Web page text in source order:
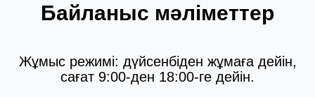
Байланыс мәліметтер
Жұмыс режимі: дүйсенбіден жұмаға дейін,
сағат 9:00-ден 18:00-ге дейін.